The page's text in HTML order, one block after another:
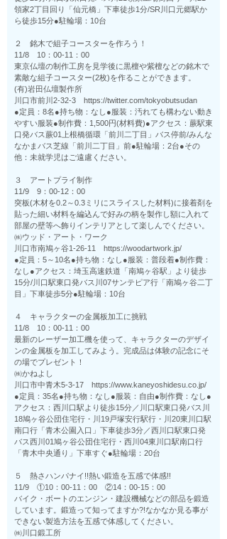
領家2丁目回り「仙元橋」下車徒歩1分/SR川口元郷駅か
ら徒歩15分●駐輪場：10台
２ 銘木で組子コースターを作ろう！
11/8 10：00-11：00
東京仏壇の制作工房を見学後に黒檀や紫檀などの銘木で
素敵な組子コースター(2枚)を作ることができます。
(有)岩田仏壇製作所
川口市前川2-32-3 https://twitter.com/tokyobutsudan
●定員：8名●持ち物：なし●服装：汚れても構わない動き
やすい服装●制作費：1,500円(材料費)●アクセス：蕨駅東
口発バス蕨01上根橋循環「前川二丁目」バス停前/みんな
なかまバス芝線「前川二丁目」前●駐輪場：2台●その
他：未就学児はご遠慮ください。
３ アートプライ制作
11/9 9：00-12：00
突板(木材を0.2～0.3ミリにスライスした材料)に接着剤を
貼った細い材料を編込んで好みの柄を製作し額に入れて
部屋の壁等へ飾りインテリアとして楽しんでください。
㈱ウッド・アート・ワーク
川口市南鳩ヶ谷1-26-11 https://woodartwork.jp/
●定員：5～10名●持ち物：なし●服装：普段着●制作費：
なし●アクセス：埼玉高速鉄道「南鳩ヶ谷駅」より徒歩
15分/川口駅東口発バス川07サンテピア行「南鳩ヶ谷二丁
目」下車徒歩5分●駐輪場：10台
４ キャラクターの金属板加工に挑戦
11/8 10：00-11：00
最新のレーザー加工機を使って、キャラクターのデザイ
ンの金属板を加工してみよう。完成品は体験の記念にそ
の場でプレゼント！
㈱かねよし
川口市中青木5-3-17 https://www.kaneyoshidesu.co.jp/
●定員：35名●持ち物：なし●服装：自由●制作費：なし●
アクセス：西川口駅より徒歩15分／川口駅東口発バス川
18鳩ヶ谷公団住宅行・川19戸塚安行駅行・川20東川口駅
南口行「青木公園入口」下車徒歩3分／西川口駅東口発
バス西川01鳩ヶ谷公団住宅行・西川04東川口駅南口行
「青木中央通り」下車すぐ●駐輪場：20台
５ 熱さハンパナイ!!熱い鍛造を五感で体感!!
11/9 ①10：00-11：00 ②14：00-15：00
バイク・ボートのエンジン・建設機械などの部品を鍛造
しています。鍛造って知ってますか?!なかなか見る事が
できない製造方法を五感で体感してください。
㈱川口鍛工所